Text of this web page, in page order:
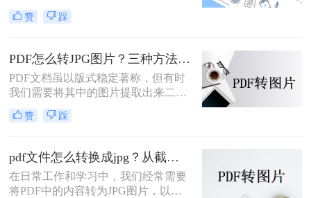
容性和文档保护特性，广泛用于合
同、报告、扫描件的存储与传输；而
合网页展示、社交媒体发布和图像编
辑。那么，PDF怎么转换成JPG图片
呢？本文将先给出三种方案的直观对
比，再逐一拆解操作步骤，您可根据
使用频率、文件数量和隐私需求快速
选择最合适的方法。
赞 踩
PDF怎么转JPG图片？三种方法对比，一看就懂！
PDF文档虽以版式稳定著称，但有时
我们需要将其中的图片提取出来二次
编辑，或转成图片格式用于网页、
PPT等场景。那么，PDF怎么转JPG图
结论，再逐一拆解操作步骤，您可根
据转换频率、图片质量要求和隐私需
求快速选择。
赞 踩
pdf文件怎么转换成jpg？从截图到专业软件，一篇讲清楚！
在日常工作和学习中，我们经常需要
将PDF中的内容转为JPG图片，以便